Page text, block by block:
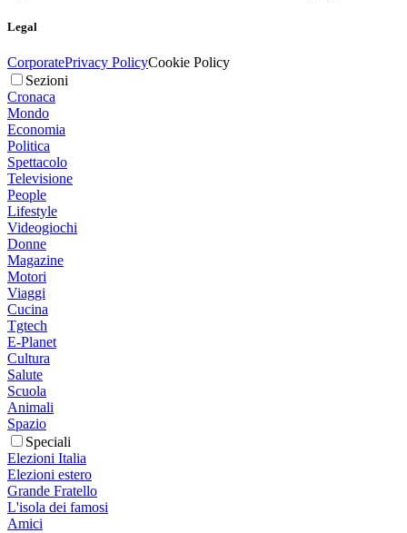
Legal
CorporatePrivacy PolicyCookie Policy
Sezioni
Cronaca
Mondo
Economia
Politica
Spettacolo
Televisione
People
Lifestyle
Videogiochi
Donne
Magazine
Motori
Viaggi
Cucina
Tgtech
E-Planet
Cultura
Salute
Scuola
Animali
Spazio
Speciali
Elezioni Italia
Elezioni estero
Grande Fratello
L'isola dei famosi
Amici